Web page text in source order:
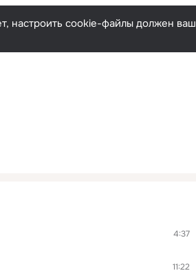
настроить cookie-файлы должен ваш
4:37
11:22